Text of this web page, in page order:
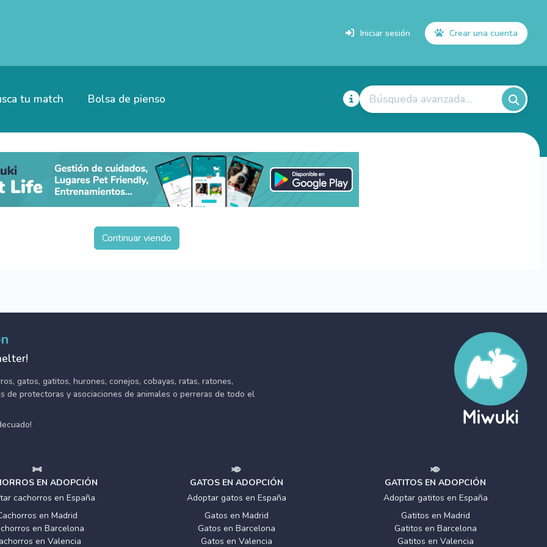
Iniciar sesión Crear una cuenta
tu match Bolsa de pienso Búsqueda avanzada...
Continuar viendo
gatos, gatitos, hurones, conejos, cobayas, ratas, ratones,
de protectoras y asociaciones de animales o perreras de todo el
EN ADOPCIÓN
cachorros en España
en Madrid
en Barcelona
en Valencia
GATOS EN ADOPCIÓN
Adoptar gatos en España
Gatos en Madrid
Gatos en Barcelona
Gatos en Valencia
GATITOS EN ADOPCIÓN
Adoptar gatitos en España
Gatitos en Madrid
Gatitos en Barcelona
Gatitos en Valencia